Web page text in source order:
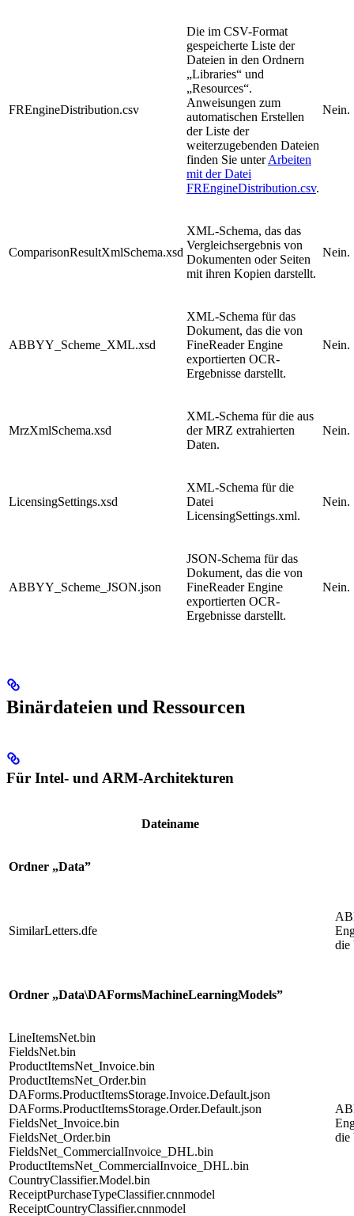
FREngineDistribution.csv
Die im CSV-Format
gespeicherte Liste der
Dateien in den Ordnern
„Libraries“ und
„Resources“.
Anweisungen zum
automatischen Erstellen
der Liste der
weiterzugebenden Dateien
finden Sie unterArbeiten
mit der Datei
FREngineDistribution.csv.
Nein.
ComparisonResultXmlSchema.xsd
XML-Schema, das das
Vergleichsergebnis von
Dokumenten oder Seiten
mit ihren Kopien darstellt.
Nein.
ABBYY_Scheme_XML.xsd
XML-Schema für das
Dokument, das die von
FineReader Engine
exportierten OCR-
Ergebnisse darstellt.
Nein.
MrzXmlSchema.xsd
XML-Schema für die aus
der MRZ extrahierten
Daten.
Nein.
LicensingSettings.xsd
XML-Schema für die
Datei
LicensingSettings.xml.
Nein.
ABBYY_Scheme_JSON.json
JSON-Schema für das
Dokument, das die von
FineReader Engine
exportierten OCR-
Ergebnisse darstellt.
Nein.
Binärdateien und Ressourcen
Für Intel- und ARM-Architekturen
Dateiname
Ordner „Data”
SimilarLetters.dfe
die
Ordner „Data\DAFormsMachineLearningModels”
LineItemsNet.bin
FieldsNet.bin
ProductItemsNet_Invoice.bin
ProductItemsNet_Order.bin
DAForms.ProductItemsStorage.Invoice.Default.json
DAForms.ProductItemsStorage.Order.Default.json
FieldsNet_Invoice.bin
FieldsNet_Order.bin
FieldsNet_CommercialInvoice_DHL.bin
ProductItemsNet_CommercialInvoice_DHL.bin
CountryClassifier.Model.bin
ReceiptPurchaseTypeClassifier.cnnmodel
ReceiptCountryClassifier.cnnmodel
die